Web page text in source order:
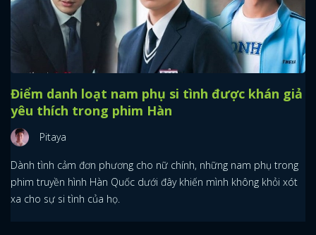
Điểm danh loạt nam phụ si tình được khán giả
yêu thích trong phim Hàn
Pitaya
Dành tình cảm đơn phương cho nữ chính, những nam phụ trong
phim truyền hình Hàn Quốc dưới đây khiến mình không khỏi xót
xa cho sự si tình của họ.